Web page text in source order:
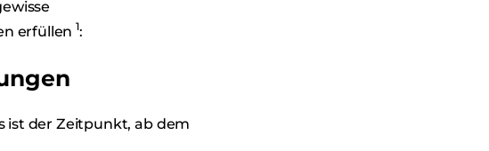
erfüllen 1:
ist der Zeitpunkt, ab dem